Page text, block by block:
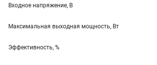
Входное напряжение, В
Максимальная выходная мощность, Вт
Эффективность, %